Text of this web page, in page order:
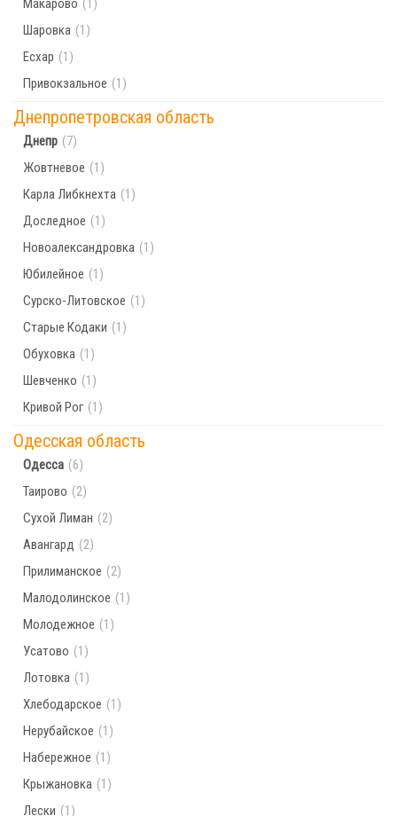
Макарово (1)
Шаровка (1)
Есхар (1)
Привокзальное (1)
Днепропетровская область
Днепр (7)
Жовтневое (1)
Карла Либкнехта (1)
Доследное (1)
Новоалександровка (1)
Юбилейное (1)
Сурско-Литовское (1)
Старые Кодаки (1)
Обуховка (1)
Шевченко (1)
Кривой Рог (1)
Одесская область
Одесса (6)
Таирово (2)
Сухой Лиман (2)
Авангард (2)
Прилиманское (2)
Малодолинское (1)
Молодежное (1)
Усатово (1)
Лотовка (1)
Хлебодарское (1)
Нерубайское (1)
Набережное (1)
Крыжановка (1)
Лески (1)